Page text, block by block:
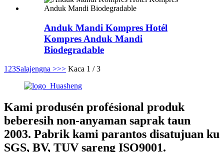
Anduk Mandi Kompres Hotél
Kompres Anduk Mandi
Biodegradable
1 23Salajengna >>> Kaca 1 / 3
Kami produsén profésional produk
beberesih non-anyaman saprak taun
2003. Pabrik kami parantos disatujuan ku
SGS, BV, TUV sareng ISO9001.